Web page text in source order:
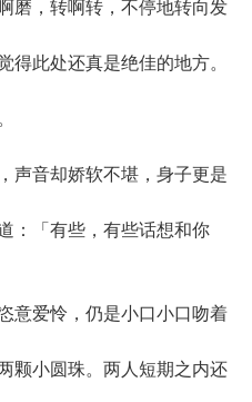
磨，转啊转，不停地转向发
得此处还真是绝佳的地方。
音却娇软不堪，身子更是
：「有些，有些话想和你
爱怜，仍是小口小口吻着
颗小圆珠。两人短期之内还